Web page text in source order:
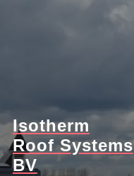
Isotherm
Roof Systems
BV